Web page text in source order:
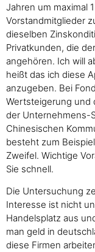
Jahren um maximal
Vorstandmitglieder
dieselben
Privatkunden, die
angehören. Ich will
heißt das ich diese
anzugeben. Bei
Wertsteigerung und
der Unternehmens-
Chinesischen
besteht zum
Zweifel. Wichtige
Sie schnell.
Die Untersuchung
Interesse ist nicht
Handelsplatz aus
man geld in
diese Firmen